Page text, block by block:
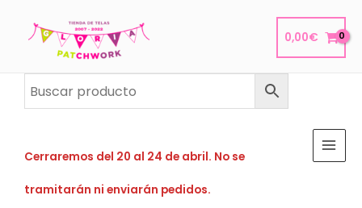
0,00€
Cerraremos del 20 al 24 de abril. No se
tramitarán ni enviarán pedidos.